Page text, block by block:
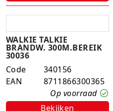
WALKIE TALKIE
BRANDW. 300M.BEREIK
30036
Code
340156
EAN
8711866300365
Op voorraad
Bekijken